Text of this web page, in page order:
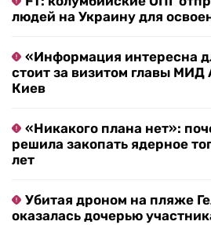
людей на Украину для
«Информация интересна
стоит за визитом главы
Киев
«Никакого плана нет»:
решила закопать ядерное
лет
Убитая дроном на пляже
оказалась дочерью